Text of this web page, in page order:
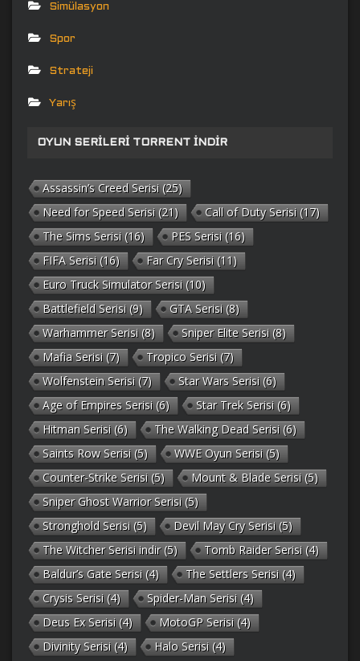
Simülasyon
Spor
Strateji
Yarış
OYUN SERILERI TORRENT İNDIR
Assassin’s Creed Serisi (25)
Need for Speed Serisi (21) Call of Duty Serisi (17)
The Sims Serisi (16) PES Serisi (16)
FIFA Serisi (16) Far Cry Serisi (11)
Euro Truck Simulator Serisi (10)
Battlefield Serisi (9) GTA Serisi (8)
Warhammer Serisi (8) Sniper Elite Serisi (8)
Mafia Serisi (7) Tropico Serisi (7)
Wolfenstein Serisi (7) Star Wars Serisi (6)
Age of Empires Serisi (6) Star Trek Serisi (6)
Hitman Serisi (6) The Walking Dead Serisi (6)
Saints Row Serisi (5) WWE Oyun Serisi (5)
Counter-Strike Serisi (5) Mount & Blade Serisi (5)
Sniper Ghost Warrior Serisi (5)
Stronghold Serisi (5) Devil May Cry Serisi (5)
The Witcher Serisi indir(5) Tomb Raider Serisi (4)
Baldur’s Gate Serisi (4) The Settlers Serisi (4)
Crysis Serisi (4) Spider-Man Serisi (4)
Deus Ex Serisi (4) MotoGP Serisi (4)
Divinity Serisi (4) Halo Serisi (4)